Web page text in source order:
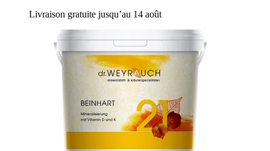
Livraison gratuite jusqu’au 14 août